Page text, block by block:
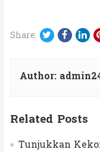
Share: Twitter
Author:
Related Posts
Tunjukkan